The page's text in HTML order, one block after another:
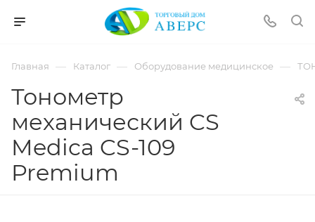
Главная — Каталог — Оборудование медицинское —
Тонометр
механический CS
Medica CS-109
Premium
pornspider.info
xnxx